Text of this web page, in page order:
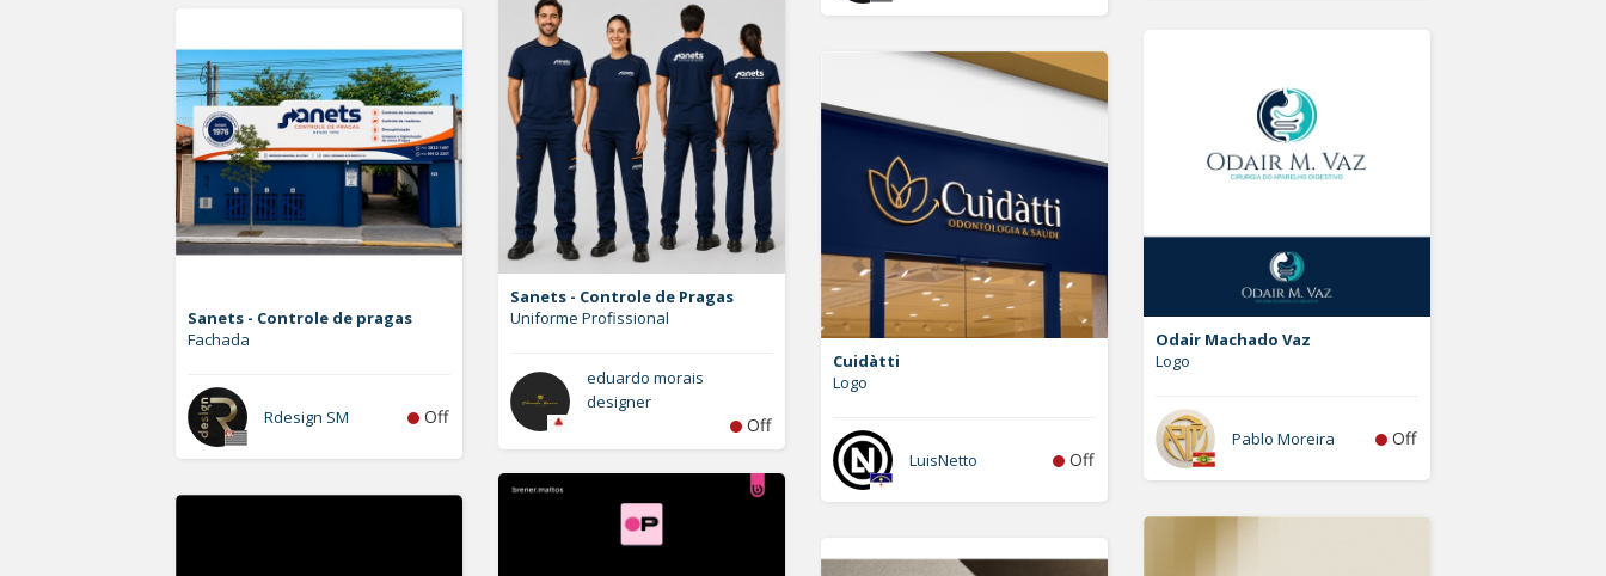
Sanets - Controle de Pragas
Uniforme Profissional
eduardo morais
designer
Off
Sanets - Controle de pragas
Fachada
Rdesign SM Off
Odair Machado Vaz
Logo
Pablo Moreira Off
Cuidàtti
Logo
LuisNetto Off